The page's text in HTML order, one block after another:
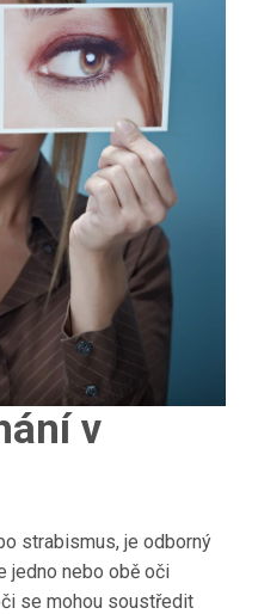
v
strabismus, je odborný
jedno nebo obě oči
se mohou soustředit